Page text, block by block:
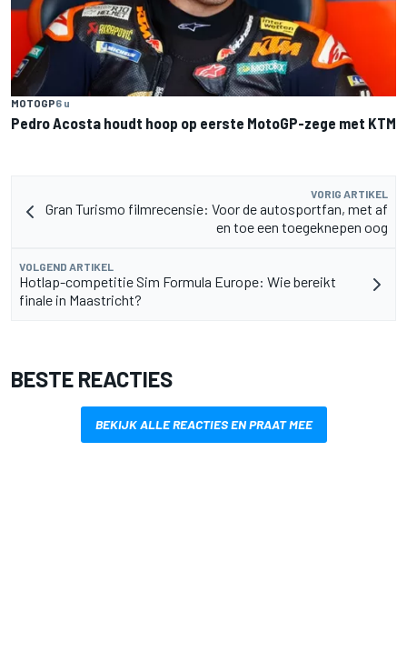
MOTOGP6 u
Pedro Acosta houdt hoop op eerste MotoGP-zege met KTM
VORIG ARTIKEL
Gran Turismo filmrecensie: Voor de autosportfan, met af
en toe een toegeknepen oog
VOLGEND ARTIKEL
Hotlap-competitie Sim Formula Europe: Wie bereikt
finale in Maastricht?
BESTE REACTIES
BEKIJK ALLE REACTIES EN PRAAT MEE